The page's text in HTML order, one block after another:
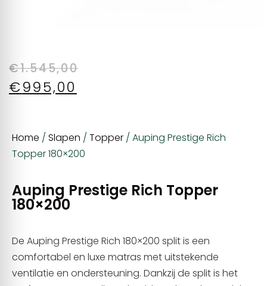
€1.545,00
€995,00
Home / Slapen / Topper / Auping Prestige Rich
Topper 180×200
Auping Prestige Rich Topper
180×200
De Auping Prestige Rich 180×200 split is een
comfortabel en luxe matras met uitstekende
ventilatie en ondersteuning. Dankzij de split is het